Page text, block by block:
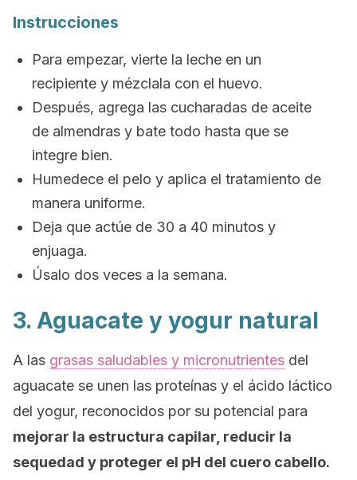
Instrucciones
Para empezar, vierte la leche en un
recipiente y mézclala con el huevo.
Después, agrega las cucharadas de aceite
de almendras y bate todo hasta que se
integre bien.
Humedece el pelo y aplica el tratamiento de
manera uniforme.
Deja que actúe de 30 a 40 minutos y
enjuaga.
Úsalo dos veces a la semana.
3. Aguacate y yogur natural
A las grasas saludables y micronutrientes del
aguacate se unen las proteínas y el ácido láctico
del yogur, reconocidos por su potencial para
mejorar la estructura capilar, reducir la
sequedad y proteger el pH del cuero cabello.